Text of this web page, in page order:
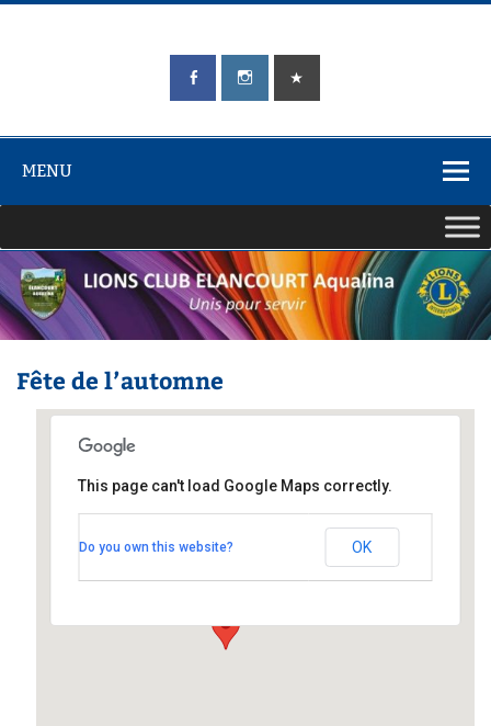
Skip
LIONS CLUB
ÉLANCOURT
MENU
Fête de l’automne
Boulevard Bernard Gregory - Elancourt
This page can't load Google Maps correctly.
Do you own this website? OK